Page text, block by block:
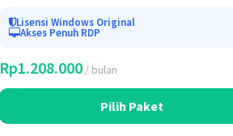
Lisensi Windows Original
Akses Penuh RDP
Rp1.208.000 / bulan
Pilih Paket